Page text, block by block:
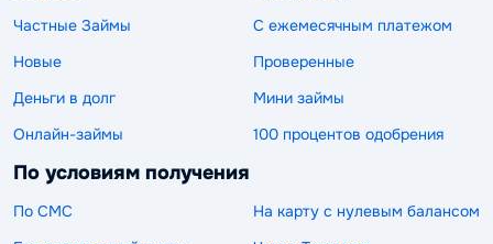
Частные Займы
С ежемесячным платежом
Новые
Проверенные
Деньги в долг
Мини займы
Онлайн-займы
100 процентов одобрения
По условиям получения
По СМС
На карту с нулевым балансом